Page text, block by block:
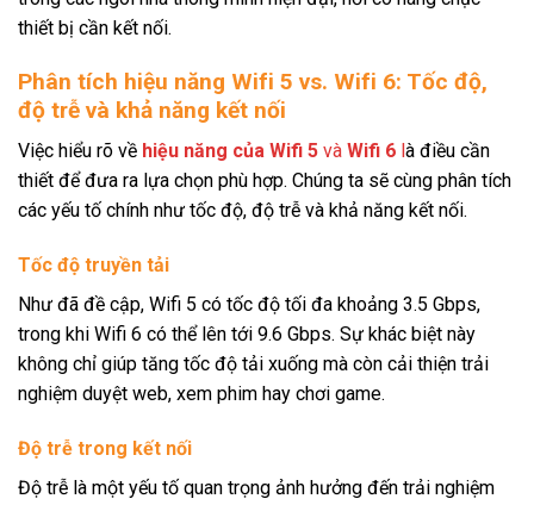
thiết bị cần kết nối.
Phân tích hiệu năng Wifi 5 vs. Wifi 6: Tốc độ,
độ trễ và khả năng kết nối
Việc hiểu rõ về hiệu năng của Wifi 5 và Wifi 6 à điều cần
thiết để đưa ra lựa chọn phù hợp. Chúng ta sẽ cùng phân tích
các yếu tố chính như tốc độ, độ trễ và khả năng kết nối.
Tốc độ truyền tải
Như đã đề cập, Wifi 5 có tốc độ tối đa khoảng 3.5 Gbps,
trong khi Wifi 6 có thể lên tới 9.6 Gbps. Sự khác biệt này
không chỉ giúp tăng tốc độ tải xuống mà còn cải thiện trải
nghiệm duyệt web, xem phim hay chơi game.
Độ trễ trong kết nối
Độ trễ là một yếu tố quan trọng ảnh hưởng đến trải nghiệm